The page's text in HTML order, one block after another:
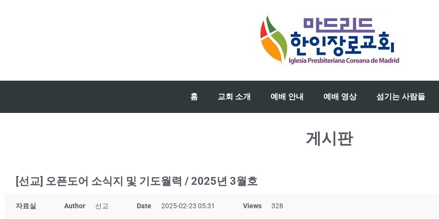
홈 교회 소개 예배 안내 예배 영상 섬기는 사람들
게시판
[선교] 오픈도어 소식지 및 기도월력 / 2025년 3월호
자료실 Author 선교 Date 2025-02-23 05:31 Views 328